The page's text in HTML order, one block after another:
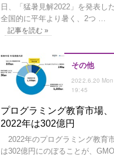
日、「猛暑見解2022」を発表した
全国的に平年より暑く、2つ …
記事を読む »
その他
2022.6.20 Mon
19:45
プログラミング教育市場、
2022年は302億円
2022年のプログラミング教育
は302億円にのぼることが、